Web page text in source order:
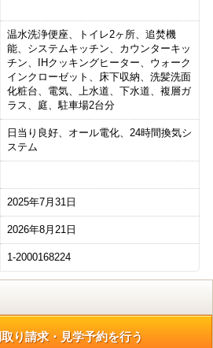
温水洗浄便座、トイレ2ヶ所、追焚機
能、システムキッチン、カウンターキッ
チン、IHクッキングヒーター、ウォーク
インクローゼット、床下収納、洗髪洗面
化粧台、電気、上水道、下水道、複層ガ
ラス、庭、駐車場2台分
日当り良好、オール電化、24時間換気シ
ステム
2025年7月31日
2026年8月21日
1-2000168224